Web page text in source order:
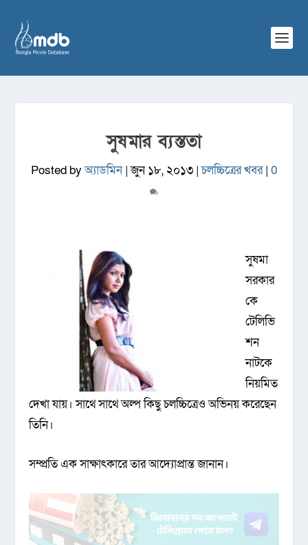
সুষমার ব্যস্ততা
Posted byঅ্যাডমিন|জুন ১৮, ২০১৩ |চলচ্চিত্রের খবর| 0
সুষমা
সরকার
কে
টেলিভি
শন
নাটকে
নিয়মিত
দেখা যায়। সাথে সাথে অল্প কিছু চলচ্চিত্রেও অভিনয় করেছেন
তিনি।
সম্প্রতি এক সাক্ষাৎকারে তার আদ্যোপ্রান্ত জানান।